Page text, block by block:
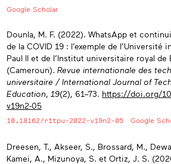
Google Scholar
Dounla, M. F. (2022). WhatsApp et
de la COVID 19 : l’exemple de l’Université
Paul II et de l’Institut universitaire royal
(Cameroun). Revue internationale des
universitaire / International Journal of
Education, 19(2), 61–73. https://doi.org/
v19n2-05
10.18162/ritpu-2022-v19n2-05 Google
Dreesen, T., Akseer, S., Brossard, M.,
Kamei, A., Mizunoya, S. et Ortiz, J. S.